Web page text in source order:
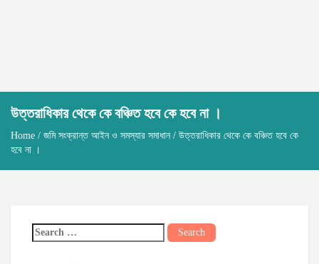
উত্তরাধিকার থেকে কে বঞ্চিত হবে কে হবে না ।
Home / জমি সংক্রান্ত আইন ও সমস্যার সমাধান/ উত্তরাধিকার থেকে কে বঞ্চিত হবে কে
হবে না ।